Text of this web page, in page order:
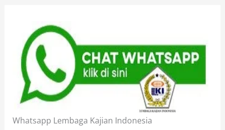
Whatsapp Lembaga Kajian Indonesia